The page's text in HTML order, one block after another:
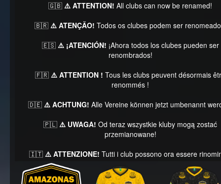
🇬🇧 ⚠️ ATTENTION! All clubs can now be renamed!
🇧🇷 ⚠️ ATENÇÃO! Todos os clubes podem ser
🇪🇸 ⚠️ ¡ATENCIÓN! ¡Ahora todos los clubes pueden ser
renombrados!
🇫🇷 ⚠️ ATTENTION ! Tous les clubs peuvent désormais
renommés !
🇩🇪 ⚠️ ACHTUNG! Alle Vereine können jetzt umbenannt
🇵🇱 ⚠️ UWAGA! Od teraz wszystkie kluby mogą zostać
przemianowane!
🇮🇹 ⚠️ ATTENZIONE! Tutti i club possono ora essere